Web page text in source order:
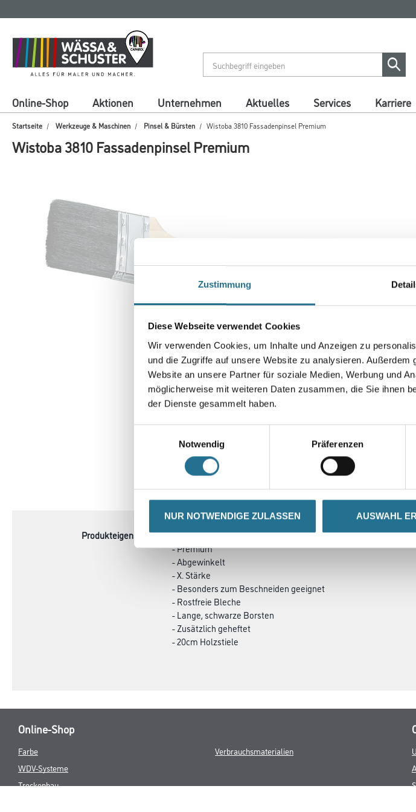
Zustimmung
Diese Webseite verwendet Cookies
Wir verwenden Cookies, um Inhalte und Anzeigen zu
und die Zugriffe auf unsere Website zu analysieren.
Website an unsere Partner für soziale Medien, Werbung und
möglicherweise mit weiteren Daten zusammen, die Sie ihnen
der Dienste gesammelt haben.
Notwendig
Präferenzen
NUR NOTWENDIGE ZULASSEN AUSWAHL
springen
springen
Online-Shop Aktionen Unternehmen Aktuelles Services Karriere
Startseite Werkzeuge & Maschinen Pinsel & Bürsten Wistoba 3810 Fassadenpinsel Premium
Wistoba 3810 Fassadenpinsel Premium
CURRENT
PRODUKTEIGENSCHAFTEN ZUSATZINFOS
Produkteigenschaft
- Fassadenpinsel
- Premium
- Abgewinkelt
- X. Stärke
- Besonders zum Beschneiden geeignet
- Rostfreie Bleche
- Lange, schwarze Borsten
- Zusätzlich geheftet
- 20cm Holzstiele
Online-Shop
Farbe
WDV-Systeme
Trockenbau
Verbrauchsmaterialien